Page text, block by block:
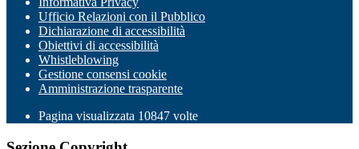
Ufficio Relazioni con il Pubblico
Dichiarazione di accessibilità
Obiettivi di accessibilità
Whistleblowing
Gestione consensi cookie
Amministrazione trasparente
Pagina visualizzata 10847 volte